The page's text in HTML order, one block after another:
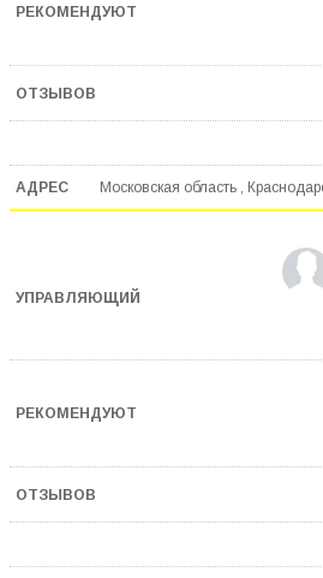
Московская область ,